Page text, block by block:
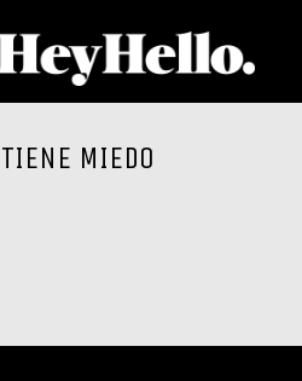
MIEDO